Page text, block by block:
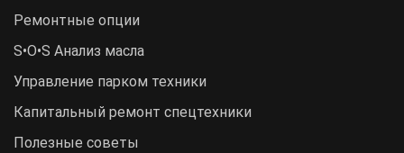
Ремонтные опции
S•O•S Анализ масла
Управление парком техники
Капитальный ремонт спецтехники
Полезные советы